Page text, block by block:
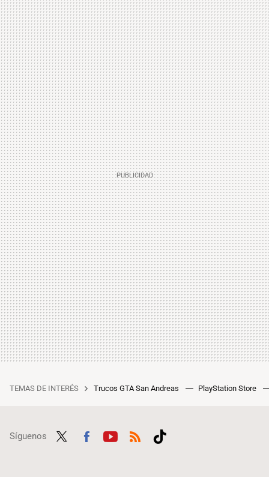
TEMAS DE INTERÉS Trucos GTA San Andreas PlayStation Store
Síguenos